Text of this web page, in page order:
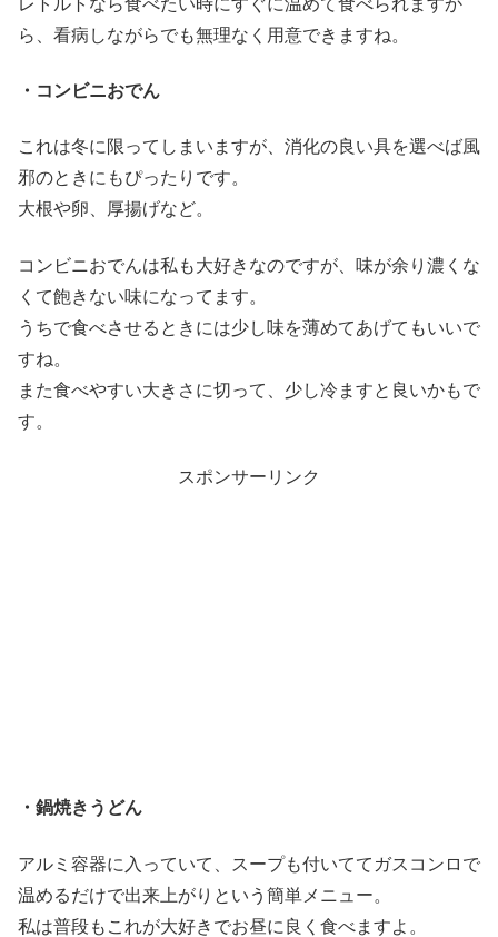
ら、看病しながらでも無理なく用意できますね。
・コンビニおでん
これは冬に限ってしまいますが、消化の良い具を選べば風
邪のときにもぴったりです。
大根や卵、厚揚げなど。
コンビニおでんは私も大好きなのですが、味が余り濃くな
くて飽きない味になってます。
うちで食べさせるときには少し味を薄めてあげてもいいで
すね。
また食べやすい大きさに切って、少し冷ますと良いかもで
す。
スポンサーリンク
・鍋焼きうどん
アルミ容器に入っていて、スープも付いててガスコンロで
温めるだけで出来上がりという簡単メニュー。
私は普段もこれが大好きでお昼に良く食べますよ。